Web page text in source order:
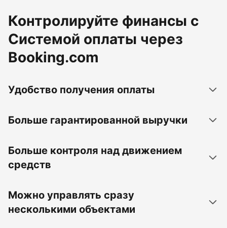
Контролируйте финансы с
Системой оплаты через
Booking.com
Удобство получения оплаты
Больше гарантированной выручки
Больше контроля над движением
средств
Можно управлять сразу
несколькими объектами